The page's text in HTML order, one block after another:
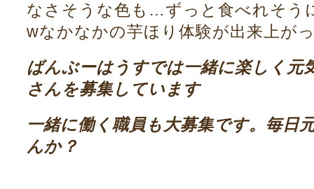
なさそうな色も…ずっと食べれそう
wなかなかの芋ほり体験が出来上が
ばんぶーはうすでは一緒に楽しく元
さんを募集しています
一緒に働く職員も大募集です。毎日
んか？